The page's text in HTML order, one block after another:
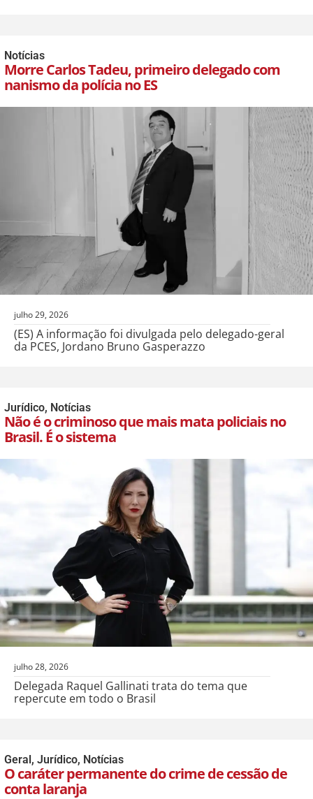
Notícias
Morre Carlos Tadeu, primeiro delegado com
nanismo da polícia no ES
julho 29, 2026
(ES) A informação foi divulgada pelo delegado-geral
da PCES, Jordano Bruno Gasperazzo
Jurídico, Notícias
Não é o criminoso que mais mata policiais no
Brasil. É o sistema
julho 28, 2026
Delegada Raquel Gallinati trata do tema que
repercute em todo o Brasil
Geral, Jurídico, Notícias
O caráter permanente do crime de cessão de
conta laranja